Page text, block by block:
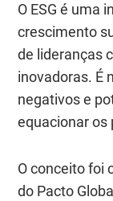
O ESG é uma
crescimento
de lideranças
inovadoras. É
negativos e
equacionar os
O conceito foi
do Pacto